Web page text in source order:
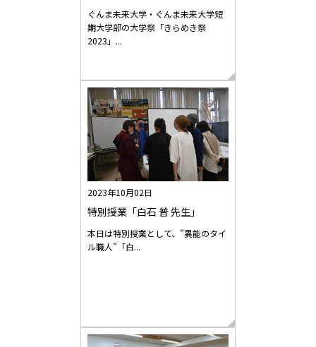
ぐんま未来大学・ぐんま未来大学短
期大学部の大学祭「きらめき祭
2023」...
2023年10月02日
特別授業「白石 普 先生」
本日は特別授業として、”異能のタイ
ル職人”「白...